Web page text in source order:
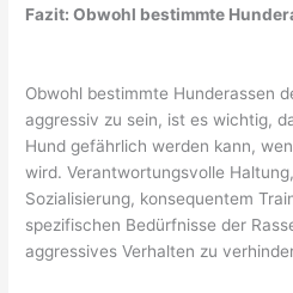
Fazit: Obwohl bestimmte
Obwohl bestimmte Hunderassen
aggressiv zu sein, ist es wichtig,
Hund gefährlich werden kann,
wird. Verantwortungsvolle
Sozialisierung, konsequentem
spezifischen Bedürfnisse der
aggressives Verhalten zu